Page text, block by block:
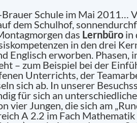
Schule im Mai 2011…
dem Schulhof,
das Lernbüro in
in den drei
Englisch erworben. Phasen,
– zum Beispiel bei der
Unterrichts, der
sich ab. In unserer
für sich an
vier Jungen, die sich am
A 2.2 im Fach